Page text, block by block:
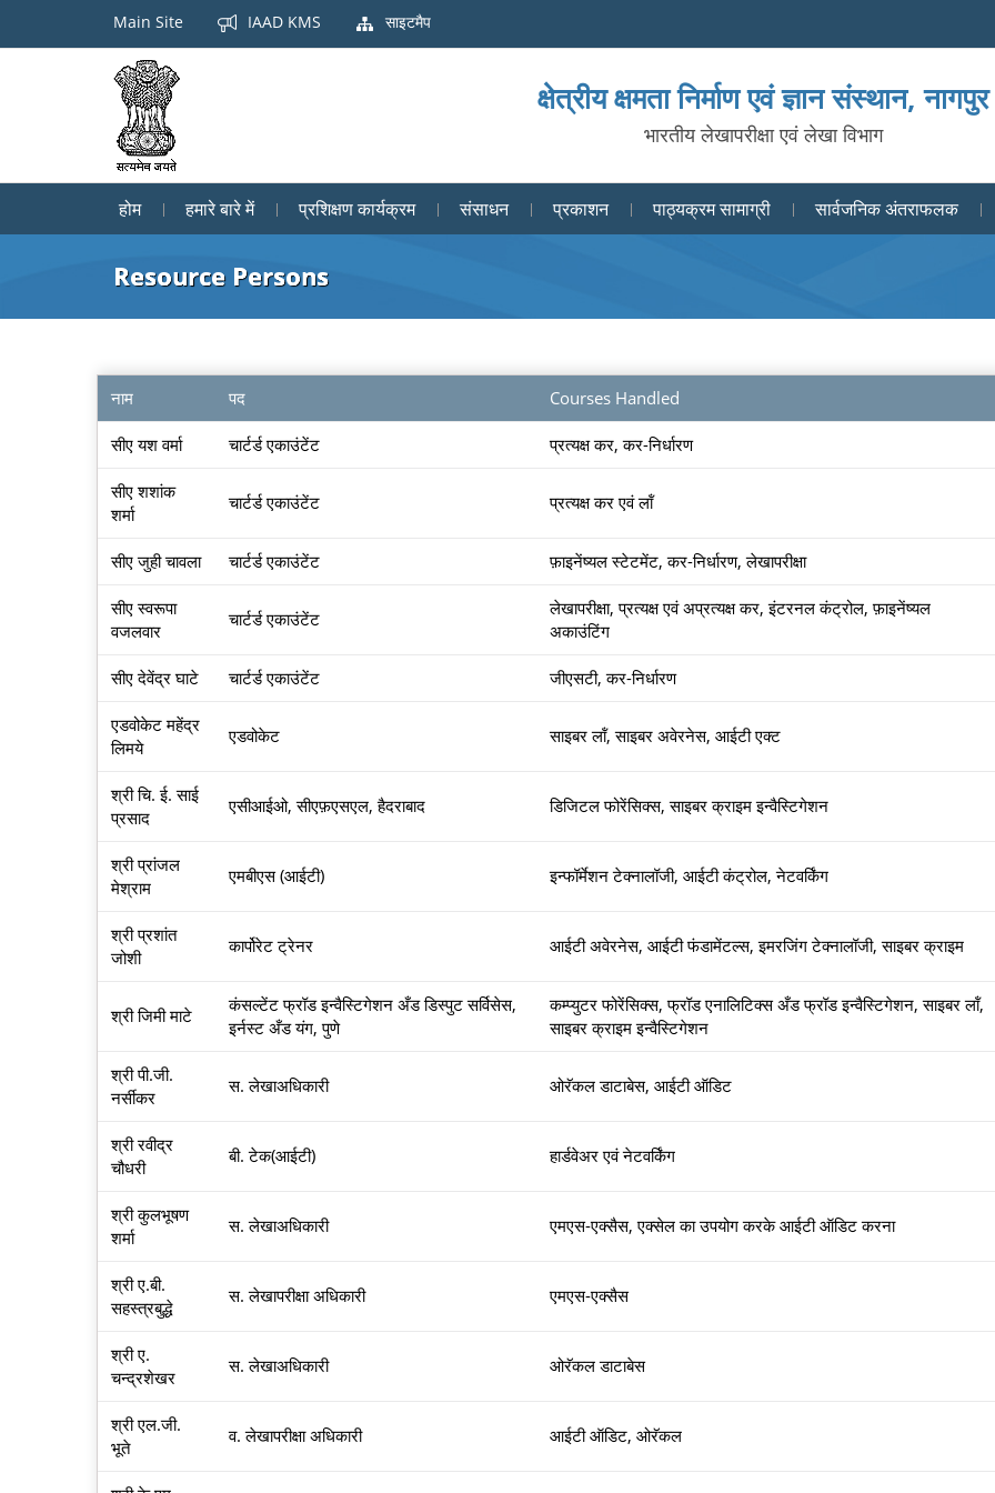
Main Site IAAD KMS साइटमैप
क्षेत्रीय क्षमता निर्माण एवं ज्ञान संस्थान, नागपुर
भारतीय लेखापरीक्षा एवं लेखा विभाग
होम हमारे बारे में प्रशिक्षण कार्यक्रम संसाधन प्रकाशन पाठ्यक्रम सामाग्री सार्वजनिक अंतराफलक
Resource Persons
नाम पद Courses Handled
सीए यश वर्मा चार्टर्ड एकाउंटेंट प्रत्यक्ष कर, कर-निर्धारण
सीए शशांक
शर्मा
चार्टर्ड एकाउंटेंट प्रत्यक्ष कर एवं लॉं
सीए जुही चावला चार्टर्ड एकाउंटेंट फ़ाइनेंष्यल स्टेटमेंट, कर-निर्धारण, लेखापरीक्षा
सीए स्वरूपा
वजलवार
चार्टर्ड एकाउंटेंट
लेखापरीक्षा, प्रत्यक्ष एवं अप्रत्यक्ष कर, इंटरनल कंट्रोल, फ़ाइनेंष्यल
अकाउंटिंग
सीए देवेंद्र घाटे चार्टर्ड एकाउंटेंट जीएसटी, कर-निर्धारण
एडवोकेट महेंद्र
लिमये
एडवोकेट साइबर लॉं, साइबर अवेरनेस, आईटी एक्ट
श्री चि. ई. साई
प्रसाद
एसीआईओ, सीएफ़एसएल, हैदराबाद डिजिटल फोरेंसिक्स, साइबर क्राइम इन्वैस्टिगेशन
श्री प्रांजल
मेश्राम
एमबीएस (आईटी) इन्फॉर्मेशन टेक्नालॉजी, आईटी कंट्रोल, नेटवर्किंग
श्री प्रशांत
जोशी
कार्पोरेट ट्रेनर आईटी अवेरनेस, आईटी फंडामेंटल्स, इमरजिंग टेक्नालॉजी, साइबर क्राइम
श्री जिमी माटे
कंसल्टेंट फ्रॉड इन्वैस्टिगेशन अँड डिस्पुट सर्विसेस,
इर्नस्ट अँड यंग, पुणे
कम्प्युटर फोरेंसिक्स, फ्रॉड एनालिटिक्स अँड फ्रॉड इन्वैस्टिगेशन, साइबर लॉं,
साइबर क्राइम इन्वैस्टिगेशन
श्री पी.जी.
नर्सीकर
स. लेखाअधिकारी ओरॅकल डाटाबेस, आईटी ऑडिट
श्री रवीद्र
चौधरी
बी. टेक(आईटी) हार्डवेअर एवं नेटवर्किंग
श्री कुलभूषण
शर्मा
स. लेखाअधिकारी एमएस-एक्सैस, एक्सेल का उपयोग करके आईटी ऑडिट करना
श्री ए.बी.
सहस्त्रबुद्धे
स. लेखापरीक्षा अधिकारी एमएस-एक्सैस
श्री ए.
चन्द्रशेखर
स. लेखाअधिकारी ओरॅकल डाटाबेस
श्री एल.जी.
भूते
व. लेखापरीक्षा अधिकारी आईटी ऑडिट, ओरॅकल